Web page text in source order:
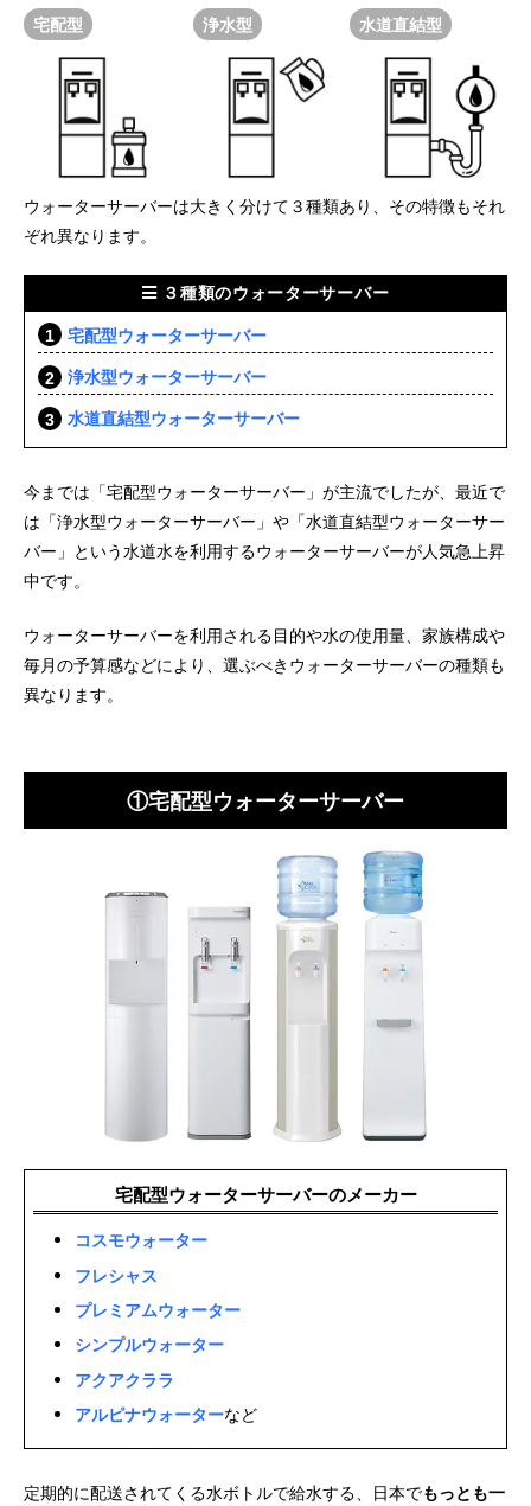
宅配型 浄水型 水道直結型
ウォーターサーバーは大きく分けて３種類あり、その特徴もそれ
ぞれ異なります。
３種類のウォーターサーバー
宅配型ウォーターサーバー
浄水型ウォーターサーバー
水道直結型ウォーターサーバー
今までは「宅配型ウォーターサーバー」が主流でしたが、最近で
は「浄水型ウォーターサーバー」や「水道直結型ウォーターサー
バー」という水道水を利用するウォーターサーバーが人気急上昇
中です。
ウォーターサーバーを利用される目的や水の使用量、家族構成や
毎月の予算感などにより、選ぶべきウォーターサーバーの種類も
異なります。
①宅配型ウォーターサーバー
宅配型ウォーターサーバーのメーカー
コスモウォーター
フレシャス
プレミアムウォーター
シンプルウォーター
アクアクララ
アルピナウォーターなど
定期的に配送されてくる水ボトルで給水する、日本でもっとも一